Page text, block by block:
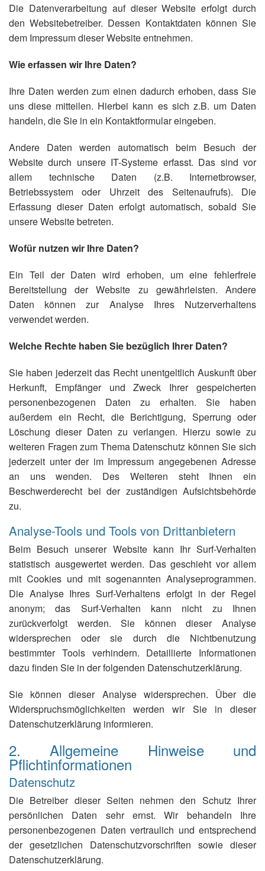
Die Datenverarbeitung auf dieser Website erfolgt durch
den Websitebetreiber. Dessen Kontaktdaten können Sie
dem Impressum dieser Website entnehmen.
Wie erfassen wir Ihre Daten?
Ihre Daten werden zum einen dadurch erhoben, dass Sie
uns diese mitteilen. Hierbei kann es sich z.B. um Daten
handeln, die Sie in ein Kontaktformular eingeben.
Andere Daten werden automatisch beim Besuch der
Website durch unsere IT-Systeme erfasst. Das sind vor
allem technische Daten (z.B. Internetbrowser,
Betriebssystem oder Uhrzeit des Seitenaufrufs). Die
Erfassung dieser Daten erfolgt automatisch, sobald Sie
unsere Website betreten.
Wofür nutzen wir Ihre Daten?
Ein Teil der Daten wird erhoben, um eine fehlerfreie
Bereitstellung der Website zu gewährleisten. Andere
Daten können zur Analyse Ihres Nutzerverhaltens
verwendet werden.
Welche Rechte haben Sie bezüglich Ihrer Daten?
Sie haben jederzeit das Recht unentgeltlich Auskunft über
Herkunft, Empfänger und Zweck Ihrer gespeicherten
personenbezogenen Daten zu erhalten. Sie haben
außerdem ein Recht, die Berichtigung, Sperrung oder
Löschung dieser Daten zu verlangen. Hierzu sowie zu
weiteren Fragen zum Thema Datenschutz können Sie sich
jederzeit unter der im Impressum angegebenen Adresse
an uns wenden. Des Weiteren steht Ihnen ein
Beschwerderecht bei der zuständigen Aufsichtsbehörde
zu.
Analyse-Tools und Tools von Drittanbietern
Beim Besuch unserer Website kann Ihr Surf-Verhalten
statistisch ausgewertet werden. Das geschieht vor allem
mit Cookies und mit sogenannten Analyseprogrammen.
Die Analyse Ihres Surf-Verhaltens erfolgt in der Regel
anonym; das Surf-Verhalten kann nicht zu Ihnen
zurückverfolgt werden. Sie können dieser Analyse
widersprechen oder sie durch die Nichtbenutzung
bestimmter Tools verhindern. Detaillierte Informationen
dazu finden Sie in der folgenden Datenschutzerklärung.
Sie können dieser Analyse widersprechen. Über die
Widerspruchsmöglichkeiten werden wir Sie in dieser
Datenschutzerklärung informieren.
2. Allgemeine Hinweise und
Pflichtinformationen
Datenschutz
Die Betreiber dieser Seiten nehmen den Schutz Ihrer
persönlichen Daten sehr ernst. Wir behandeln Ihre
personenbezogenen Daten vertraulich und entsprechend
der gesetzlichen Datenschutzvorschriften sowie dieser
Datenschutzerklärung.